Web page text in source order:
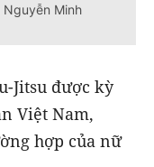
Minh
Jitsu được kỳ
Việt Nam,
hợp của nữ